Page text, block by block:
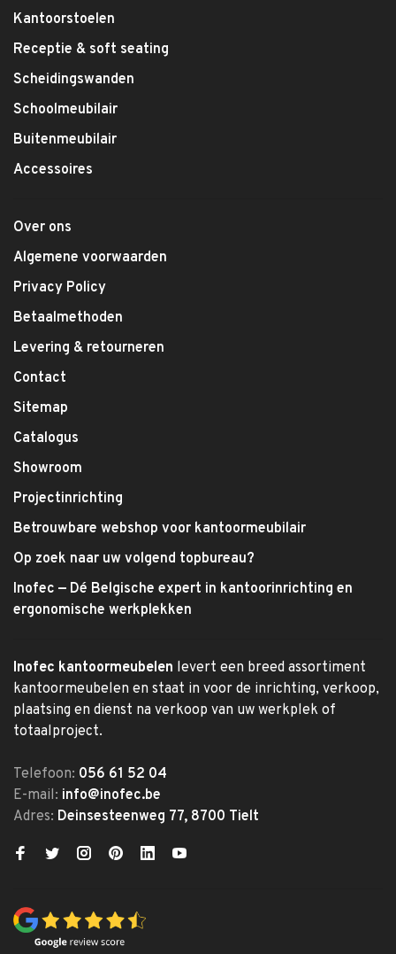
Kantoorstoelen
Receptie & soft seating
Scheidingswanden
Schoolmeubilair
Buitenmeubilair
Accessoires
Over ons
Algemene voorwaarden
Privacy Policy
Betaalmethoden
Levering & retourneren
Contact
Sitemap
Catalogus
Showroom
Projectinrichting
Betrouwbare webshop voor kantoormeubilair
Op zoek naar uw volgend topbureau?
Inofec — Dé Belgische expert in kantoorinrichting en
ergonomische werkplekken
Inofec kantoormeubelen levert een breed assortiment
kantoormeubelen en staat in voor de inrichting, verkoop,
plaatsing en dienst na verkoop van uw werkplek of
totaalproject.
Telefoon: 056 61 52 04
E-mail: info@inofec.be
Adres: Deinsesteenweg 77, 8700 Tielt